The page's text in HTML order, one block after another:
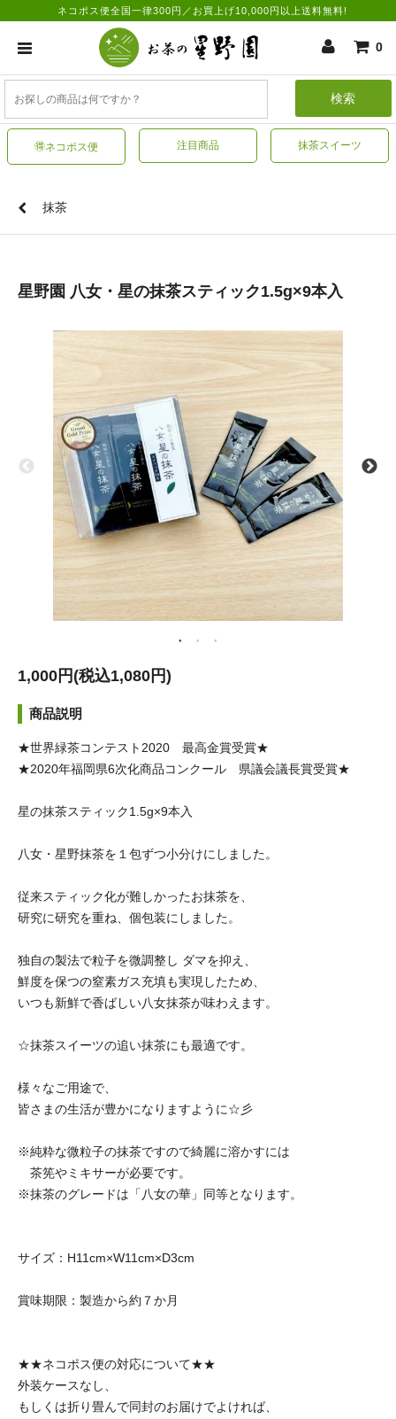
ネコポス便全国一律300円／お買上げ10,000円以上送料無料!
0
検索
🉐ネコポス便 注目商品 抹茶スイーツ
抹茶
星野園 八女・星の抹茶スティック1.5g×9本入
1,000円(税込1,080円)
商品説明
★世界緑茶コンテスト2020 最高金賞受賞★
★2020年福岡県6次化商品コンクール 県議会議長賞受賞★
星の抹茶スティック1.5g×9本入
八女・星野抹茶を１包ずつ小分けにしました。
従来スティック化が難しかったお抹茶を、
研究に研究を重ね、個包装にしました。
独自の製法で粒子を微調整し ダマを抑え、
鮮度を保つの窒素ガス充填も実現したため、
いつも新鮮で香ばしい八女抹茶が味わえます。
☆抹茶スイーツの追い抹茶にも最適です。
様々なご用途で、
皆さまの生活が豊かになりますように☆彡
※純粋な微粒子の抹茶ですので綺麗に溶かすには
茶筅やミキサーが必要です。
※抹茶のグレードは「八女の華」同等となります。
サイズ：H11cm×W11cm×D3cm
賞味期限：製造から約７か月
★★ネコポス便の対応について★★
外装ケースなし、
もしくは折り畳んで同封のお届けでよければ、